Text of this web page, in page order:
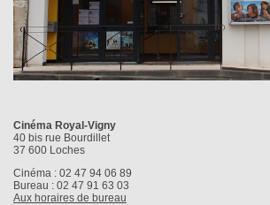
Cinéma Royal-Vigny
40 bis rue Bourdillet
37 600 Loches
Cinéma : 02 47 94 06 89
Bureau : 02 47 91 63 03
Aux horaires de bureau